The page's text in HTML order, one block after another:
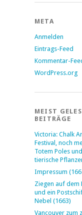
META
Anmelden
Eintrags-Feed
Kommentar-
WordPress.org
MEIST
BEITRÄGE
Victoria: Chalk
Festival, noch
Totem Poles
tierische
Impressum
Ziegen auf dem
und ein
Nebel (1663)
Vancouver zum